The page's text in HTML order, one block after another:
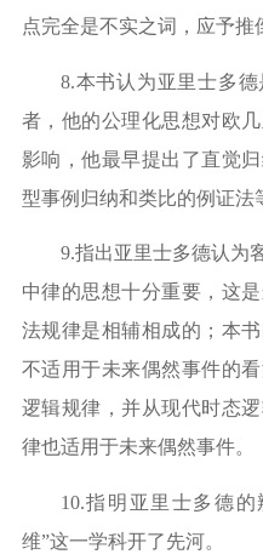
点完全是不实之词，应予推
8.本书认为亚里士多
者，他的公理化思想对欧
影响，他最早提出了直觉
型事例归纳和类比的例证法
9.指出亚里士多德认为
中律的思想十分重要，这
法规律是相辅相成的；本
不适用于未来偶然事件的
逻辑规律，并从现代时态
律也适用于未来偶然事件。
10.指明亚里士多德的
维”这一学科开了先河。